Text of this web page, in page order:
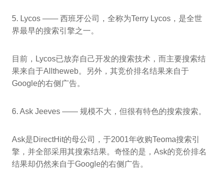
5. Lycos —— 西班牙公司，全称为Terry Lycos，是全世
界最早的搜索引擎之一。
目前，Lycos已放弃自己开发的搜索技术，而主要搜索结
果来自于Alltheweb。另外，其竞价排名结果来自于
Google的右侧广告。
6. Ask Jeeves —— 规模不大，但很有特色的搜索搜索。
Ask是DirectHit的母公司，于2001年收购Teoma搜索引
擎，并全部采用其搜索结果。奇怪的是，Ask的竞价排名
结果却仍然来自于Google的右侧广告。